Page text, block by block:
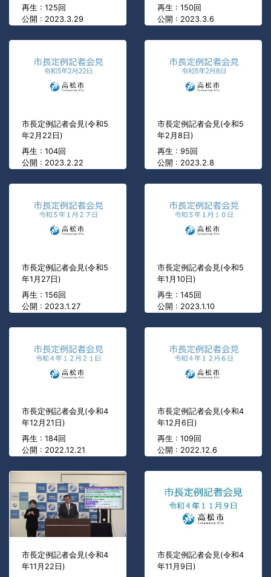
再生 : 125回
公開 : 2023.3.29
再生 : 150回
公開 : 2023.3.6
市長定例記者会見(令和5
年2月22日)
再生 : 104回
公開 : 2023.2.22
市長定例記者会見(令和5
年2月8日)
再生 : 95回
公開 : 2023.2.8
市長定例記者会見(令和5
年1月27日)
再生 : 156回
公開 : 2023.1.27
市長定例記者会見(令和5
年1月10日)
再生 : 145回
公開 : 2023.1.10
市長定例記者会見(令和4
年12月21日)
再生 : 184回
公開 : 2022.12.21
市長定例記者会見(令和4
年12月6日)
再生 : 109回
公開 : 2022.12.6
市長定例記者会見(令和4
年11月22日)
市長定例記者会見(令和4
年11月9日)